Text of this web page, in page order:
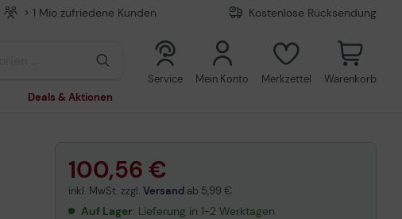
> 1 Mio zufriedene Kunden Kostenlose Rücksendung
Deals & Aktionen
Service Mein Konto Merkzettel Warenkorb
100,56 €
inkl. MwSt. zzgl. Versandab 5,99 €
Auf Lager: Lieferung in 1-2 Werktagen